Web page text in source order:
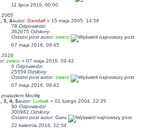
11 lipca 2016, 00:00
2005
3, 4autor: Gandalf» 15 maja 2005, 14:56
78 Odpowiedzi
362075 Odsłony
Ostatni post autor: zwierz
07 maja 2016, 09:45
2016
zwierz» 07 maja 2016, 09:42
0 Odpowiedzi
25559 Odsłony
Ostatni post autor: zwierz
07 maja 2016, 09:42
Mozillę
3, 4, 5autor: Ludwik» 01 lutego 2004, 22:35
90 Odpowiedzi
300982 Odsłony
Ostatni post autor: Garu
22 kwietnia 2016, 22:54